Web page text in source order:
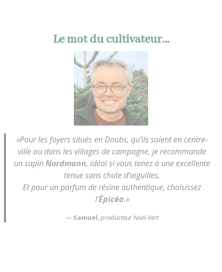
Le mot du cultivateur…
«Pour les foyers situés en Doubs, qu’ils soient en centre-
ville ou dans les villages de campagne, je recommande
un sapinNordmann, idéal si vous tenez à une excellente
tenue sans chute d’aiguilles.
Et pour un parfum de résine authentique, choisissez
l’Épicéa.»
— Samuel,producteur Noël-Vert